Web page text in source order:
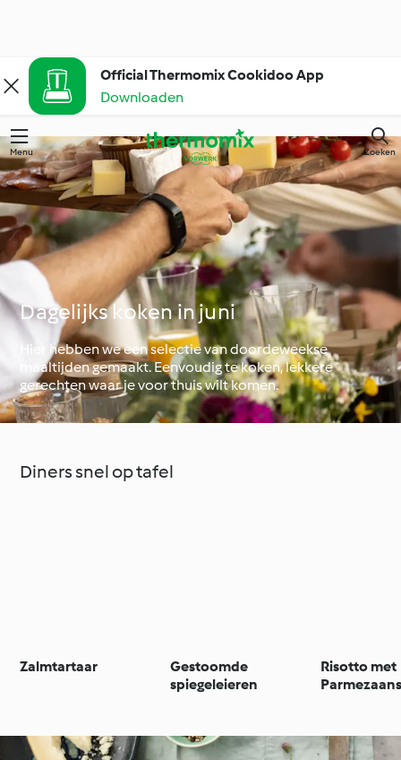
Official Thermomix Cookidoo App
Downloaden
Menu Zoeken
Dagelijks koken in juni
Hier hebben we een selectie van doordeweekse
maaltijden gemaakt. Eenvoudig te koken, lekkere
gerechten waar je voor thuis wilt komen.
Diners snel op tafel
Zalmtartaar
Gestoomde
spiegeleieren
Risotto met